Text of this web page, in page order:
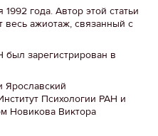
года. Автор этой статьи
весь ажиотаж, связанный с
зарегистрирован в
Психологии РАН и
Новикова Виктора